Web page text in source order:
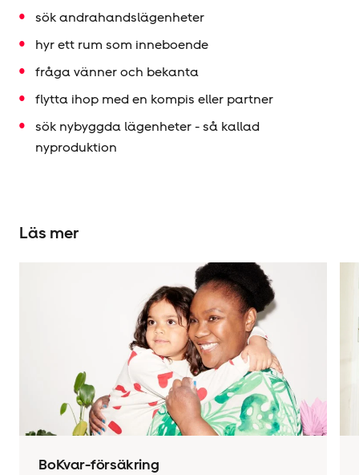
sök andrahandslägenheter
hyr ett rum som inneboende
fråga vänner och bekanta
flytta ihop med en kompis eller partner
sök nybyggda lägenheter - så kallad
nyproduktion
Läs mer
BoKvar-försäkring